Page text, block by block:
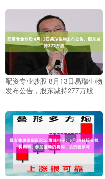
配资专业炒股 8月13日易瑞生物
发布公告，股东减持277万股